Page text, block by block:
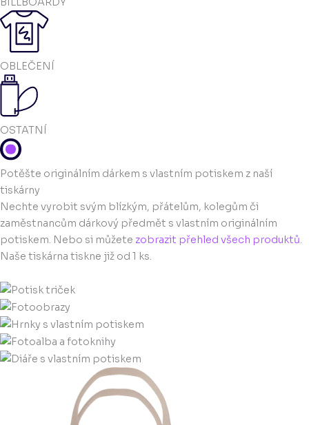
OBLEČENÍ
OSTATNÍ
Potěšte originálním dárkem s vlastním potiskem z naší
tiskárny
Nechte vyrobit svým blízkým, přátelům, kolegům či
zaměstnancům dárkový předmět s vlastním originálním
potiskem. Nebo si můžete zobrazit přehled všech produktů.
Naše tiskárna tiskne již od 1 ks.